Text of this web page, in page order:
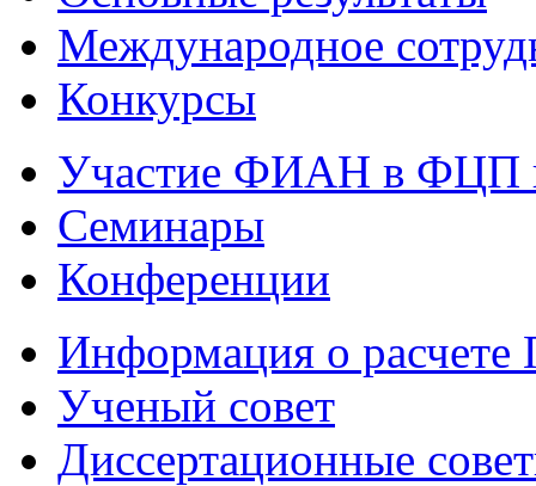
Международное
Конкурсы
Участие ФИАН в ФЦП
Семинары
Конференции
Информация о
Ученый совет
Диссертационные